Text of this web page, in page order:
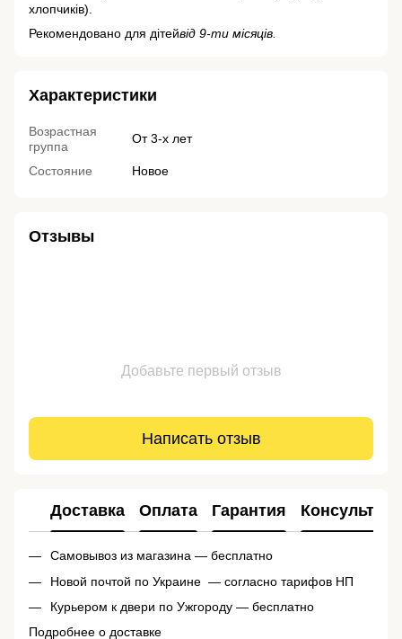
хлопчиків).
Рекомендовано для дітейвід 9-ти місяців.
Характеристики
Возрастная
группа
От 3-х лет
Состояние Новое
Отзывы
Добавьте первый отзыв
Написать отзыв
Доставка Оплата Гарантия
Самовывоз из магазина — бесплатно
Новой почтой по Украине — согласно тарифов НП
Курьером к двери по Ужгороду — бесплатно
Подробнее о доставке